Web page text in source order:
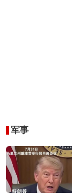
军事